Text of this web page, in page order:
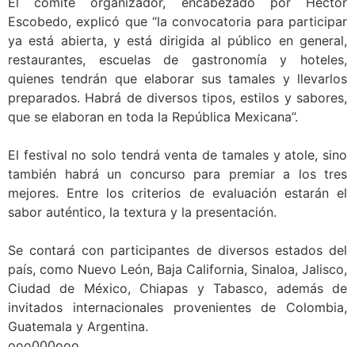
Escobedo, explicó que “la convocatoria para participar
ya está abierta, y está dirigida al público en general,
restaurantes, escuelas de gastronomía y hoteles,
quienes tendrán que elaborar sus tamales y llevarlos
preparados. Habrá de diversos tipos, estilos y sabores,
que se elaboran en toda la República Mexicana”.
El festival no solo tendrá venta de tamales y atole, sino
también habrá un concurso para premiar a los tres
mejores. Entre los criterios de evaluación estarán el
sabor auténtico, la textura y la presentación.
Se contará con participantes de diversos estados del
país, como Nuevo León, Baja California, Sinaloa, Jalisco,
Ciudad de México, Chiapas y Tabasco, además de
invitados internacionales provenientes de Colombia,
Guatemala y Argentina.